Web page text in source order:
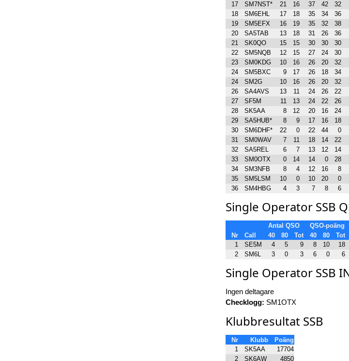
17
SM7NST* 21 16 37 42 32
18
SM6EHL 17 18 35 34 36
19
SM5EFX 16 19 35 32 38
20
SA5TAB 13 18 31 26 36
21
SK0QO 15 15 30 30 30
22
SM5NQB 12 15 27 24 30
23
SM0KDG 10 16 26 20 32
24
SM5BXC 9 17 26 18 34
24
SM2G 10 16 26 20 32
26
SA4AVS 13 11 24 26 22
27
SF5M 11 13 24 22 26
28
SK5AA 8 12 20 16 24
29
SA5HUB* 8 9 17 16 18
30
SM6DHF* 22 0 22 44 0
31
SM0WAV 7 11 18 14 22
32
SA5REL 6 7 13 12 14
33
SM0OTX 0 14 14 0 28
34
SM3NFB 8 4 12 16 8
35
SM5LSM 10 0 10 20 0
36
SM4HBG 4 3 7 8 6
Single Operator SSB
Antal QSO QSO-poäng
Nr
Call 40 80 Tot 40 80 Tot
1
SE5M 4 5 9 8 10 18
2
SM6L 3 0 3 6 0 6
Single Operator SSB
Ingen deltagare
Checklogg: SM1OTX
Klubbresultat SSB
Nr Klubb
Poäng
1
SK5AA
17704
2
SK6AW 4850